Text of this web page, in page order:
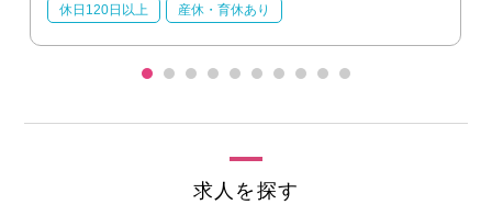
休日120日以上 産休・育休あり
求人を探す